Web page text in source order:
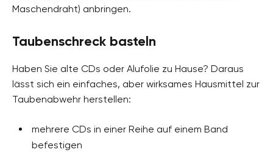
Maschendraht) anbringen.
Taubenschreck basteln
Haben Sie alte CDs oder Alufolie zu Hause? Daraus
lässt sich ein einfaches, aber wirksames Hausmittel zur
Taubenabwehr herstellen:
mehrere CDs in einer Reihe auf einem Band
befestigen